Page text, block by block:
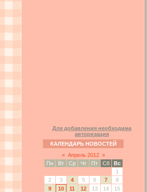
Для добавления необходима
авторизация
КАЛЕНДАРЬ НОВОСТЕЙ
« Апрель 2012 »
Пн
Вт Ср Чт Пт Сб
Вс
1
2
3 4 5 6 7
8
9
10 11 12 13 14
15